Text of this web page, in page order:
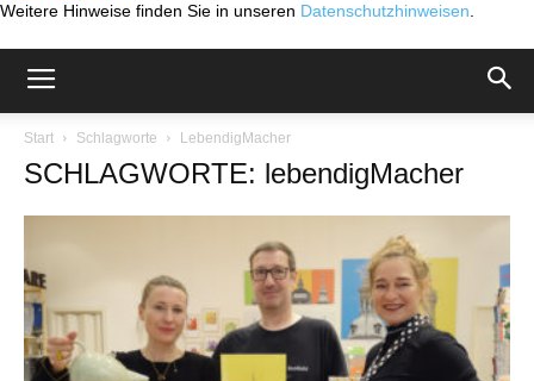
Weitere Hinweise finden Sie in unseren Datenschutzhinweisen
Start Schlagworte LebendigMacher
SCHLAGWORTE: lebendigMacher